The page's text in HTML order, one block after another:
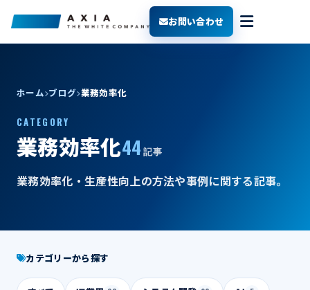
お問い合わせ
ホーム ブログ 業務効率化
CATEGORY
業務効率化44 記事
業務効率化・生産性向上の方法や事例に関する記事。
カテゴリーから探す